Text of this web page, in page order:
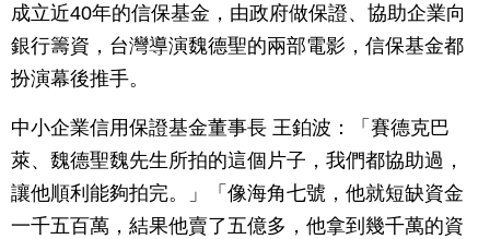
成立近40年的信保基金，由政府做保證、協助企業向
銀行籌資，台灣導演魏德聖的兩部電影，信保基金都
扮演幕後推手。
中小企業信用保證基金董事長 王鉑波：「賽德克巴
萊、魏德聖魏先生所拍的這個片子，我們都協助過，
讓他順利能夠拍完。」「像海角七號，他就短缺資金
一千五百萬，結果他賣了五億多，他拿到幾千萬的資